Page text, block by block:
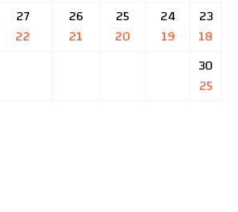
23
18
24
19
25
20
26
21
27
22
30
25